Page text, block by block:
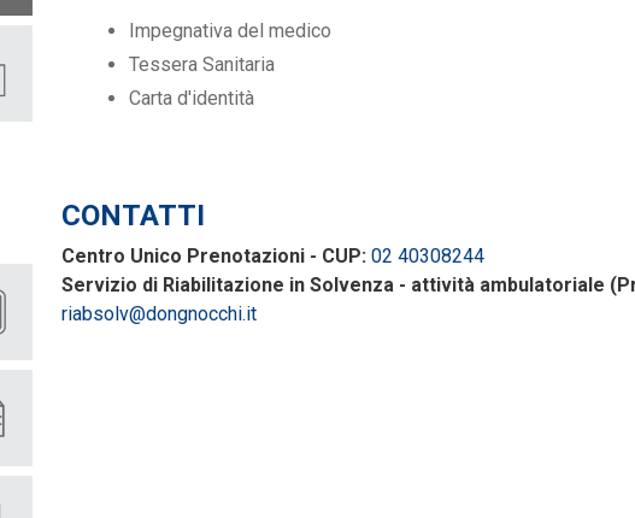
Impegnativa del medico
Tessera Sanitaria
Carta d'identità
CONTATTI
Centro Unico Prenotazioni - CUP: 02 40308244
Servizio di Riabilitazione in Solvenza - attività ambulatoriale
riabsolv@dongnocchi.it